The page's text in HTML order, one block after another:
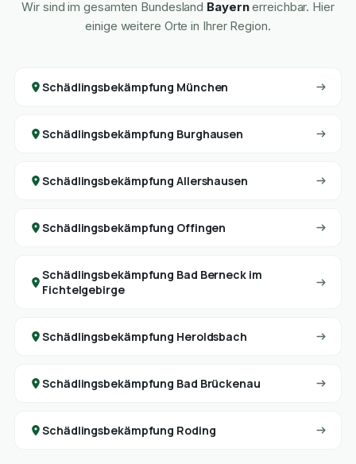
Wir sind im gesamten Bundesland Bayernerreichbar. Hier
einige weitere Orte in Ihrer Region.
Schädlingsbekämpfung München
Schädlingsbekämpfung Burghausen
Schädlingsbekämpfung Allershausen
Schädlingsbekämpfung Offingen
Schädlingsbekämpfung Bad Berneck im
Fichtelgebirge
Schädlingsbekämpfung Heroldsbach
Schädlingsbekämpfung Bad Brückenau
Schädlingsbekämpfung Roding